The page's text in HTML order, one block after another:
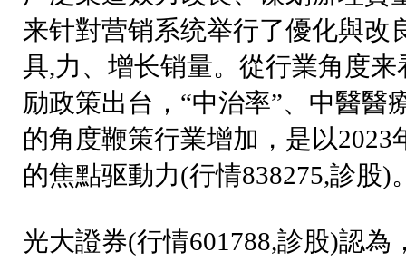
来针對营销系统举行了優化與改
具,力、增长销量。從行業角度
励政策出台，“中治率”、中醫醫
的角度鞭策行業增加，是以
的焦點驱動力(行情838275,診股)
光大證券(行情601788,診股)認